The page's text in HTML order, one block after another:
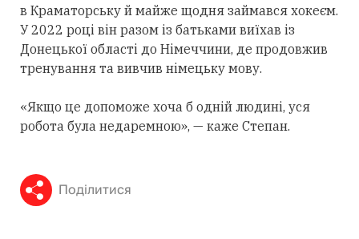
в Краматорську й майже щодня займався хокеєм.
У 2022 році він разом із батьками виїхав із
Донецької області до Німеччини, де продовжив
тренування та вивчив німецьку мову.
«Якщо це допоможе хоча б одній людині, уся
робота була недаремною», — каже Степан.
Поділитися